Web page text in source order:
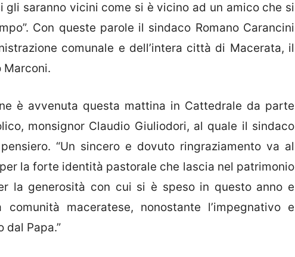
gli saranno vicini come si è vicino ad un amico che si
Con queste parole il sindaco Romano Carancini
comunale e dell’intera città di Macerata, il
Marconi.
è avvenuta questa mattina in Cattedrale da parte
monsignor Claudio Giuliodori, al quale il sindaco
“Un sincero e dovuto ringraziamento va al
la forte identità pastorale che lascia nel patrimonio
la generosità con cui si è speso in questo anno e
comunità maceratese, nonostante l’impegnativo e
Papa.”